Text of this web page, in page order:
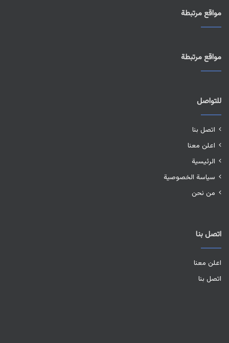
مواقع مرتبطة
مواقع مرتبطة
للتواصل
اتصل بنا
اعلن معنا
الرئيسية
سياسة الخصوصية
من نحن
اتصل بنا
اعلن معنا
اتصل بنا